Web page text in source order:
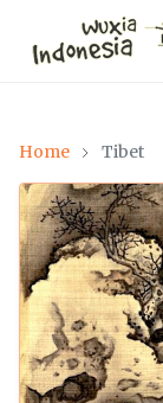
Home Tibet